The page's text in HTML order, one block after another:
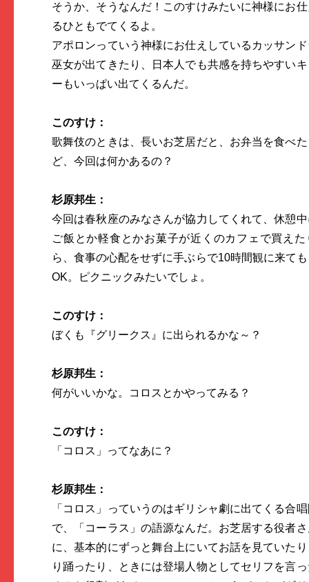
そうか、そうなんだ！このすけみたいに神様にお
るひともでてくるよ。
アポロンっていう神様にお仕えしているカッサン
巫女が出てきたり、日本人でも共感を持ちやすい
ーもいっぱい出てくるんだ。
このすけ：
歌舞伎のときは、長いお芝居だと、お弁当を食べ
ど、今回は何かあるの？
杉原邦生：
今回は春秋座のみなさんが協力してくれて、休憩
ご飯とか軽食とかお菓子が近くのカフェで買えた
ら、食事の心配をせずに手ぶらで10時間観に来て
OK。ピクニックみたいでしょ。
このすけ：
ぼくも『グリークス』に出られるかな～？
杉原邦生：
何がいいかな。コロスとかやってみる？
このすけ：
「コロス」ってなあに？
杉原邦生：
「コロス」っていうのはギリシャ劇に出てくる合
で、「コーラス」の語源なんだ。お芝居する役者
に、基本的にずっと舞台上にいてお話を見ていた
り踊ったり、ときには登場人物としてセリフを言